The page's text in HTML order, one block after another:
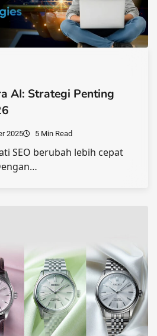
AI: Strategi Penting
2025 5 Min Read
SEO berubah lebih cepat